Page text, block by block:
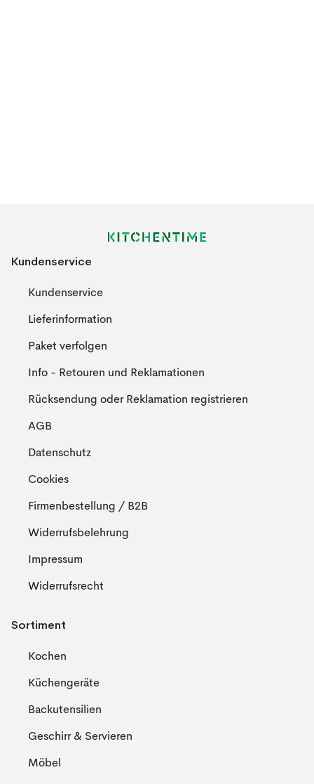
Kundenservice
Kundenservice
Lieferinformation
Paket verfolgen
Info - Retouren und Reklamationen
Rücksendung oder Reklamation registrieren
AGB
Datenschutz
Cookies
Firmenbestellung / B2B
Widerrufsbelehrung
Impressum
Widerrufsrecht
Sortiment
Kochen
Küchengeräte
Backutensilien
Geschirr & Servieren
Möbel